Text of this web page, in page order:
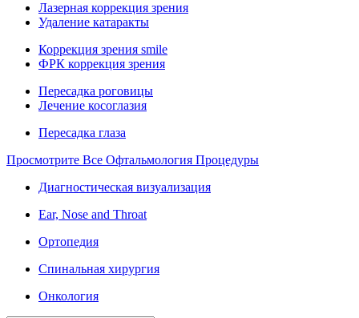
Лазерная коррекция зрения
Удаление катаракты
Коррекция зрения smile
ФРК коррекция зрения
Пересадка роговицы
Лечение косоглазия
Пересадка глаза
Просмотрите Все Офтальмология Процедуры
Диагностическая визуализация
Ear, Nose and Throat
Ортопедия
Спинальная хирургия
Онкология